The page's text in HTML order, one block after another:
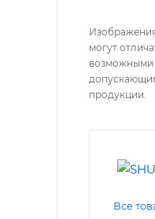
могут
возможными
продукции.
Все